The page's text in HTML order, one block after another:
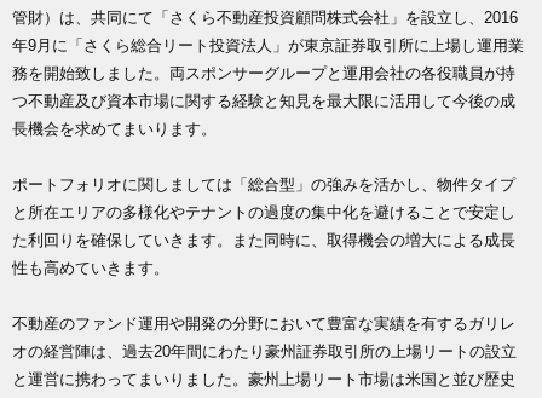
管財）は、共同にて「さくら不動産投資顧問株式会社」を設立し、2016
年9月に「さくら総合リート投資法人」が東京証券取引所に上場し運用業
務を開始致しました。両スポンサーグループと運用会社の各役職員が持
つ不動産及び資本市場に関する経験と知見を最大限に活用して今後の成
長機会を求めてまいります。
ポートフォリオに関しましては「総合型」の強みを活かし、物件タイプ
と所在エリアの多様化やテナントの過度の集中化を避けることで安定し
た利回りを確保していきます。また同時に、取得機会の増大による成長
性も高めていきます。
不動産のファンド運用や開発の分野において豊富な実績を有するガリレ
オの経営陣は、過去20年間にわたり豪州証券取引所の上場リートの設立
と運営に携わってまいりました。豪州上場リート市場は米国と並び歴史